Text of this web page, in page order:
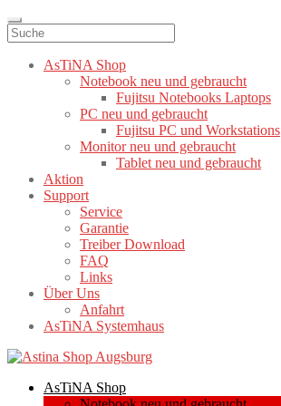
AsTiNA Shop
Notebook neu und gebraucht
Fujitsu Notebooks Laptops
PC neu und gebraucht
Fujitsu PC und Workstations
Monitor neu und gebraucht
Tablet neu und gebraucht
Aktion
Support
Service
Garantie
Treiber Download
FAQ
Links
Über Uns
Anfahrt
AsTiNA Systemhaus
Zur
springen
Zum
springenAsTiNA Shop